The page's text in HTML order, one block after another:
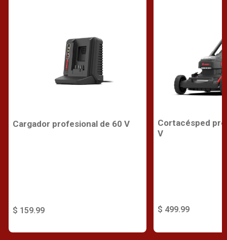
Cargador profesional de 60 V
$ 159.99
Cortacésped
V
$ 499.99